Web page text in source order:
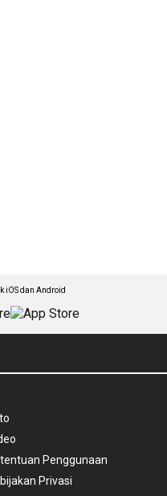
iOS dan Android
Penggunaan
Privasi